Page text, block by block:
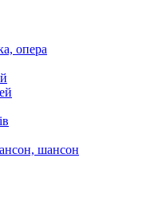
опера
шансон